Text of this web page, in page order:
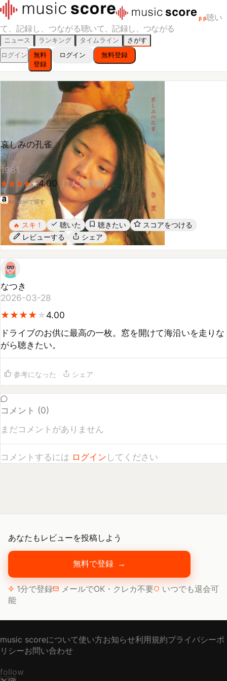
β β聴い
て、記録し、つながる聴いて、記録し、つながる
ニュース ランキング タイムライン
さがす
ログイン
無料
登録
ログイン 無料登録
哀しみの孔雀
杏里
1981
★
★★
★★
★ ★4.00 （ 人が評価）
Amazonで探す
🔥スキ！ 聴いた 聴きたい スコアをつける
レビューする シェア
なつき
2026-03-28
★
★ ★
★ ★
★
がら聴きたい。
参考になった
コメント (0
まだコメントがありません
あなたもレビューを投稿しよう
無料で登録 →
1分で登録 メールでOK・クレカ不要
いつでも退会可
能
music scoreについて使い方お知らせ利用規約プライバシーポ
リシーお問い合わせ
follow